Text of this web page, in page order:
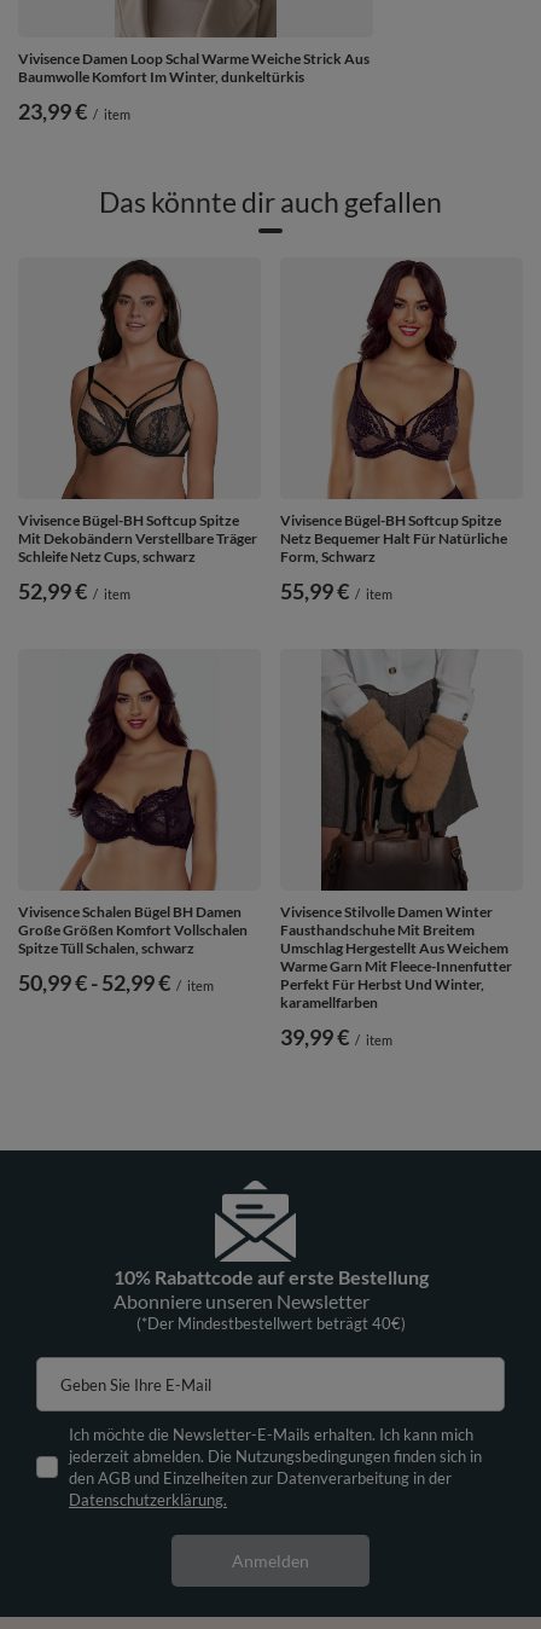
Vivisence Damen Loop Schal Warme Weiche Strick Aus
Baumwolle Komfort Im Winter, dunkeltürkis
23,99 € / item
Das könnte dir auch gefallen
Vivisence Bügel-BH Softcup Spitze
Mit Dekobändern Verstellbare Träger
Schleife Netz Cups, schwarz
52,99 € / item
Vivisence Bügel-BH Softcup Spitze
Netz Bequemer Halt Für Natürliche
Form, Schwarz
55,99 € / item
Vivisence Schalen Bügel BH Damen
Große Größen Komfort Vollschalen
Spitze Tüll Schalen, schwarz
ab
50,99 €-bis
52,99 € / item
Vivisence Stilvolle Damen Winter
Fausthandschuhe Mit Breitem
Umschlag Hergestellt Aus Weichem
Warme Garn Mit Fleece-Innenfutter
Perfekt Für Herbst Und Winter,
karamellfarben
39,99 € / item
10% Rabattcode auf erste Bestellung
Abonniere unseren Newsletter
(*Der Mindestbestellwert beträgt 40€)
Geben Sie Ihre E-Mail
Ich möchte die Newsletter-E-Mails erhalten. Ich kann mich
jederzeit abmelden. Die Nutzungsbedingungen finden sich in
den AGB und Einzelheiten zur Datenverarbeitung in der
Datenschutzerklärung.
Anmelden